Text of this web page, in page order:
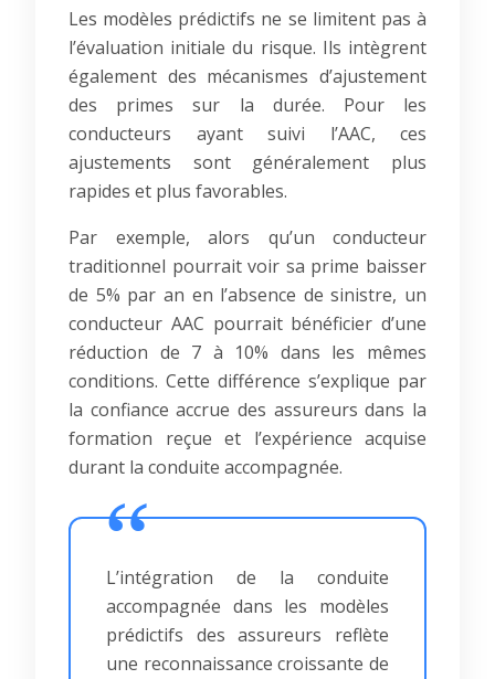
Les modèles prédictifs ne se limitent pas à
l’évaluation initiale du risque. Ils intègrent
également des mécanismes d’ajustement
des primes sur la durée. Pour les
conducteurs ayant suivi l’AAC, ces
ajustements sont généralement plus
rapides et plus favorables.
Par exemple, alors qu’un conducteur
traditionnel pourrait voir sa prime baisser
de 5% par an en l’absence de sinistre, un
conducteur AAC pourrait bénéficier d’une
réduction de 7 à 10% dans les mêmes
conditions. Cette différence s’explique par
la confiance accrue des assureurs dans la
formation reçue et l’expérience acquise
durant la conduite accompagnée.
L’intégration de la conduite
accompagnée dans les modèles
prédictifs des assureurs reflète
une reconnaissance croissante de